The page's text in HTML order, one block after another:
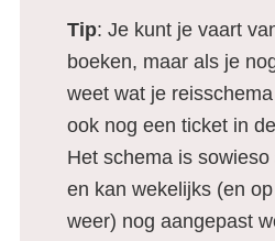
Tip: Je kunt je vaart
boeken, maar als je
weet wat je
ook nog een ticket in
Het schema is sowieso
en kan wekelijks (en
weer) nog aangepast